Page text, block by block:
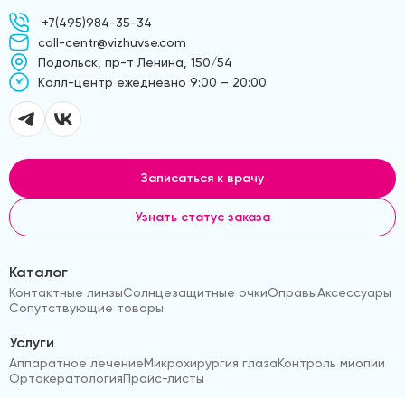
+7(495)984-35-34
call-centr@vizhuvse.com
Подольск, пр-т Ленина, 150/54
Kолл-центр ежедневно 9:00 – 20:00
Записаться к врачу
Узнать статус заказа
Каталог
Контактные линзыСолнцезащитные очкиОправыАксессуары
Сопутствующие товары
Услуги
Аппаратное лечениеМикрохирургия глазаКонтроль миопии
ОртокератологияПрайс-листы